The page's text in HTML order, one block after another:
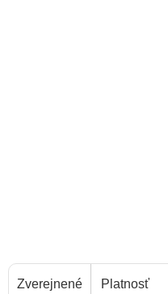
Zverejnené
Platnosť